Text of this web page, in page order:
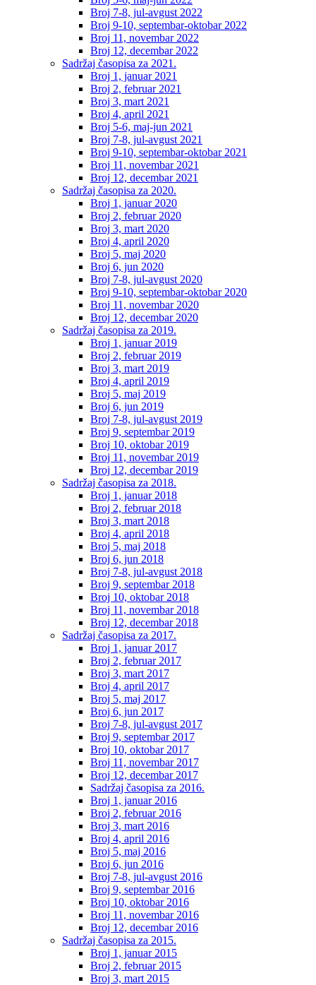
Broj 7-8, jul-avgust 2022
Broj 9-10, septembar-oktobar 2022
Broj 11, novembar 2022
Broj 12, decembar 2022
Sadržaj časopisa za 2021.
Broj 1, januar 2021
Broj 2, februar 2021
Broj 3, mart 2021
Broj 4, april 2021
Broj 5-6, maj-jun 2021
Broj 7-8, jul-avgust 2021
Broj 9-10, septembar-oktobar 2021
Broj 11, novembar 2021
Broj 12, decembar 2021
Sadržaj časopisa za 2020.
Broj 1, januar 2020
Broj 2, februar 2020
Broj 3, mart 2020
Broj 4, april 2020
Broj 5, maj 2020
Broj 6, jun 2020
Broj 7-8, jul-avgust 2020
Broj 9-10, septembar-oktobar 2020
Broj 11, novembar 2020
Broj 12, decembar 2020
Sadržaj časopisa za 2019.
Broj 1, januar 2019
Broj 2, februar 2019
Broj 3, mart 2019
Broj 4, april 2019
Broj 5, maj 2019
Broj 6, jun 2019
Broj 7-8, jul-avgust 2019
Broj 9, septembar 2019
Broj 10, oktobar 2019
Broj 11, novembar 2019
Broj 12, decembar 2019
Sadržaj časopisa za 2018.
Broj 1, januar 2018
Broj 2, februar 2018
Broj 3, mart 2018
Broj 4, april 2018
Broj 5, maj 2018
Broj 6, jun 2018
Broj 7-8, jul-avgust 2018
Broj 9, septembar 2018
Broj 10, oktobar 2018
Broj 11, novembar 2018
Broj 12, decembar 2018
Sadržaj časopisa za 2017.
Broj 1, januar 2017
Broj 2, februar 2017
Broj 3, mart 2017
Broj 4, april 2017
Broj 5, maj 2017
Broj 6, jun 2017
Broj 7-8, jul-avgust 2017
Broj 9, septembar 2017
Broj 10, oktobar 2017
Broj 11, novembar 2017
Broj 12, decembar 2017
Sadržaj časopisa za 2016.
Broj 1, januar 2016
Broj 2, februar 2016
Broj 3, mart 2016
Broj 4, april 2016
Broj 5, maj 2016
Broj 6, jun 2016
Broj 7-8, jul-avgust 2016
Broj 9, septembar 2016
Broj 10, oktobar 2016
Broj 11, novembar 2016
Broj 12, decembar 2016
Sadržaj časopisa za 2015.
Broj 1, januar 2015
Broj 2, februar 2015
Broj 3, mart 2015